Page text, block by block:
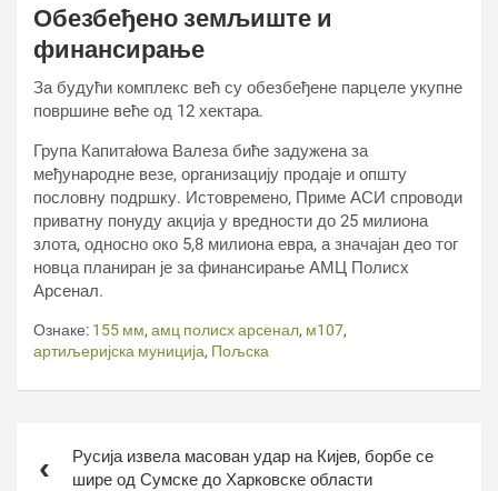
Обезбеђено земљиште и
финансирање
За будући комплекс већ су обезбеђене парцеле укупне
површине веће од 12 хектара.
Група Капитаłоwа Валеза биће задужена за
међународне везе, организацију продаје и општу
пословну подршку. Истовремено, Приме АСИ спроводи
приватну понуду акција у вредности до 25 милиона
злота, односно око 5,8 милиона евра, а значајан део тог
новца планиран је за финансирање АМЦ Полисх
Арсенал.
Ознаке: 155 мм, амц полисх арсенал, м107,
артиљеријска муниција, Пољска
чланкаРусија извела масован удар на Кијев, борбе се
шире од Сумске до Харковске области